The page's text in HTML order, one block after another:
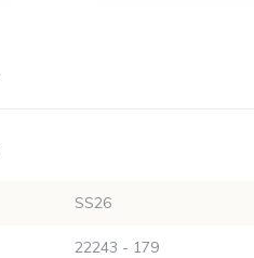
SS26
22243 - 179